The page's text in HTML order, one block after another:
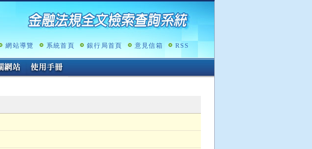
網站導覽 系統首頁 銀行局首頁 意見信箱 RSS